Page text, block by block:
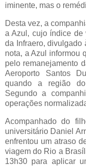
iminente, mas o
Desta vez, a
a Azul, cujo índice de
da Infraero, divulgado
nota, a Azul informou
pelo remanejamento
Aeroporto Santos
quando a região
Segundo a
operações
Acompanhado do
universitário Daniel
enfrentou um atraso
viagem do Rio a
13h30 para aplicar